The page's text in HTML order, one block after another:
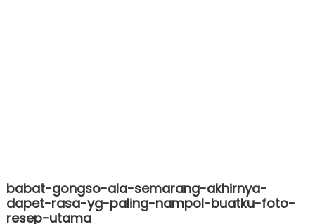
babat-gongso-ala-semarang-akhirnya-
dapet-rasa-yg-paling-nampol-buatku-foto-
resep-utama